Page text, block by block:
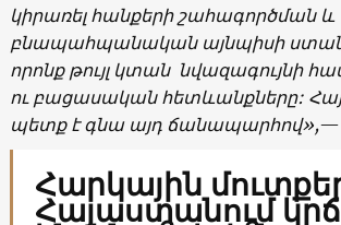
կիրառել հանքերի շահագործման և
բնապահպանական այնպիսի
որոնք թույլ կտան նվազագույնի
ու բացասական հետևանքները:
պետք է գնա այդ ճանապարհով»,—
Հարկային
Հայաստանում